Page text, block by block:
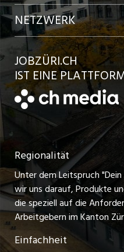
Jobs in der Stadt
Jobs in der Stadt Bülach
Jobs in der Stadt Uster
Jobs in der Stadt Horgen
Festanstellungen
Temporäre Jobs
Freelance Jobs
Praktikum-Jobs
Lehrstellen
Inserat aufgeben
Kundenlogin
Schnittstelle
Team
Ratgeber
AGB
Datenschutzerklärung
Nutzungsbedingungen
Impressum
Stellenmeldepflicht
NETZWERK
jobbasel.ch
jobbern.ch
jobmittelland.ch
zentraljob.ch
myjob.ch
schaffu.ch (VS)
ajourjob.ch
JOBZÜRI.CH
IST EINE
Regionalität
Unter dem Leitspruch
wir uns darauf, Produkte
die speziell auf die
Arbeitgebern im Kanton
Einfachheit